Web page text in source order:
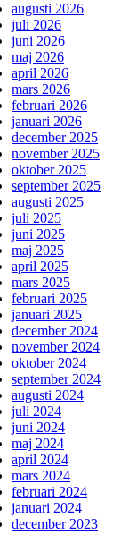
augusti 2026
juli 2026
juni 2026
maj 2026
april 2026
mars 2026
februari 2026
januari 2026
december 2025
november 2025
oktober 2025
september 2025
augusti 2025
juli 2025
juni 2025
maj 2025
april 2025
mars 2025
februari 2025
januari 2025
december 2024
november 2024
oktober 2024
september 2024
augusti 2024
juli 2024
juni 2024
maj 2024
april 2024
mars 2024
februari 2024
januari 2024
december 2023